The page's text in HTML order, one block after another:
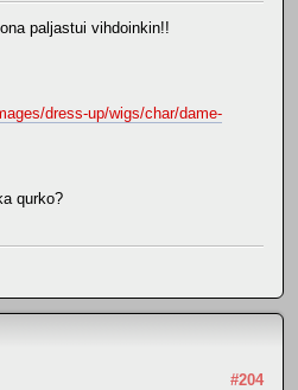
paljastui vihdoinkin!!
dress-up/wigs/char/dame-
qurko?
#204